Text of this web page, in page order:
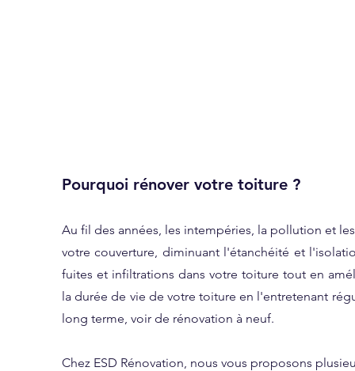
Pourquoi rénover votre toiture ?
Au fil des années, les intempéries, la pollution et
votre couverture, diminuant l'étanchéité et
fuites et infiltrations dans votre toiture tout en
la durée de vie de votre toiture en l'entretenant
long terme, voir de rénovation à neuf.
Chez ESD Rénovation, nous vous proposons